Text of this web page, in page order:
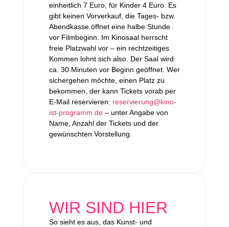
einheitlich 7 Euro, für Kinder 4 Euro. Es
gibt keinen Vorverkauf, die Tages- bzw.
Abendkasse öffnet eine halbe Stunde
vor Filmbeginn. Im Kinosaal herrscht
freie Platzwahl vor – ein rechtzeitiges
Kommen lohnt sich also. Der Saal wird
ca. 30 Minuten vor Beginn geöffnet. Wer
sichergehen möchte, einen Platz zu
bekommen, der kann Tickets vorab per
E-Mail reservieren: reservierung@kino-
ist-programm.de– unter Angabe von
Name, Anzahl der Tickets und der
gewünschten Vorstellung.
WIR SIND HIER
So sieht es aus, das Kunst- und